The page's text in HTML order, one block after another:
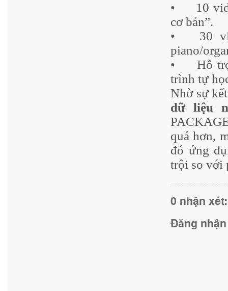
•
10
cơ bản”.
•
30
piano/
•
Hỗ
trình tự
Nhờ sự
dữ liệu
quả hơn,
đó ứng
trội so với
0 nhận xét:
Đăng